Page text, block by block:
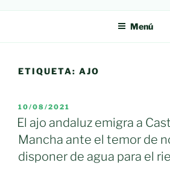
Menú
ETIQUETA: AJO
PUBLICADO
EL
10/08/2021
El ajo andaluz emigra a
Mancha ante el temor de
disponer de agua para el